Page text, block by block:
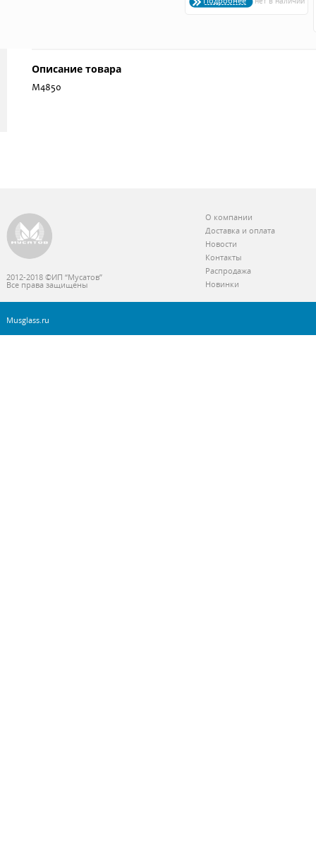
Описание товара
М4850
2012-2018 ©ИП “Мусатов”
Все права защищены
О компании
Доставка и оплата
Новости
Контакты
Распродажа
Новинки
Musglass.ru